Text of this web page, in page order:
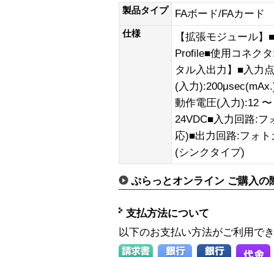
製品タイプ FAボード/FAカード
仕様
【拡張モジュール
Profile■使用コネク
タル入出力】■入力
(入力
動作電圧(入力):12
24VDC■入力回路:フ
応)■出力回路:フォ
(シンクタイプ)
ぷらっとオンライン ご購入の
支払方法について
以下のお支払い方法がご利用で